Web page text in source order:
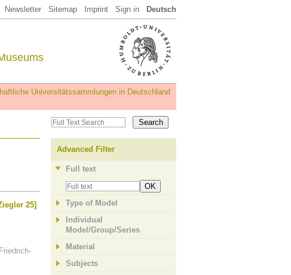
Newsletter Sitemap Imprint Sign in Deutsch
Universitätssammlungen in Deutschland
25]
Advanced Filter
Full text
OK
Type of Model
Individual
Model/Group/Series
Material
Subjects